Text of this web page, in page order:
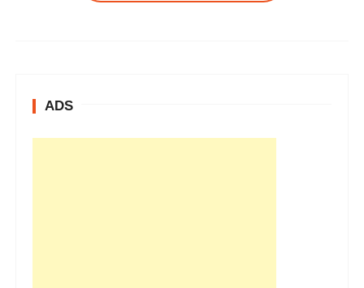
ADS